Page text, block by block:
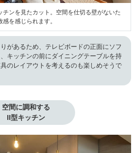
チンを見たカット。空間を仕切る壁がないた
を感じられます。
があるため、テレビボードの正面にソフ
キッチンの前にダイニングテーブルを持
のレイアウトを考えるのも楽しめそうで
空間に調和する
II型キッチン